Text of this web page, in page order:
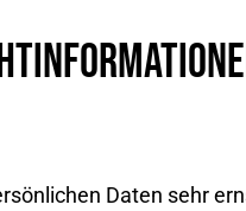
Daten sehr